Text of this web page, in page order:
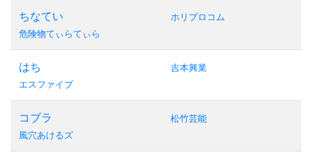
ちなてい
危険物てぃらてぃら
ホリプロコム
はち
エスファイブ
吉本興業
コブラ
風穴あけるズ
松竹芸能